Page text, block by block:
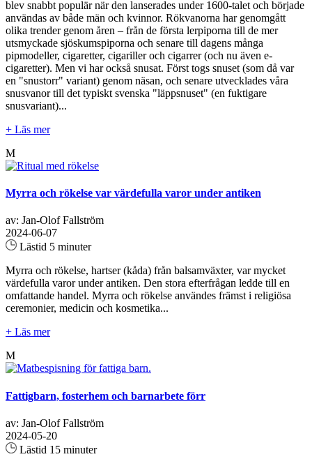
blev snabbt populär när den lanserades under 1600-talet och började
användas av både män och kvinnor. Rökvanorna har genomgått
olika trender genom åren – från de första lerpiporna till de mer
utsmyckade sjöskumspiporna och senare till dagens många
pipmodeller, cigaretter, cigariller och cigarrer (och nu även e-
cigaretter). Men vi har också snusat. Först togs snuset (som då var
en "snustorr" variant) genom näsan, och senare utvecklades våra
snusvanor till det typiskt svenska "läppsnuset" (en fuktigare
snusvariant)...
+ Läs mer
M
Myrra och rökelse var värdefulla varor under antiken
av: Jan-Olof Fallström
2024-06-07
Lästid 5 minuter
Myrra och rökelse, hartser (kåda) från balsamväxter, var mycket
värdefulla varor under antiken. Den stora efterfrågan ledde till en
omfattande handel. Myrra och rökelse användes främst i religiösa
ceremonier, medicin och kosmetika...
+ Läs mer
M
Fattigbarn, fosterhem och barnarbete förr
av: Jan-Olof Fallström
2024-05-20
Lästid 15 minuter